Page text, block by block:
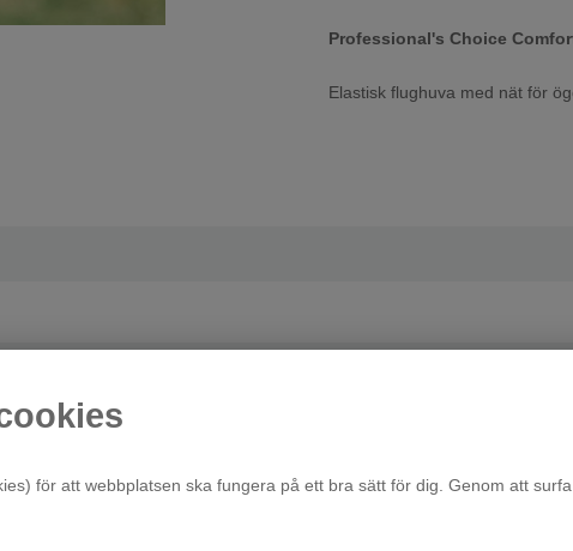
för att webbplatsen ska fungera på ett bra sätt för dig. Genom att
Professional's Choice
Elastisk flughuva med nät för